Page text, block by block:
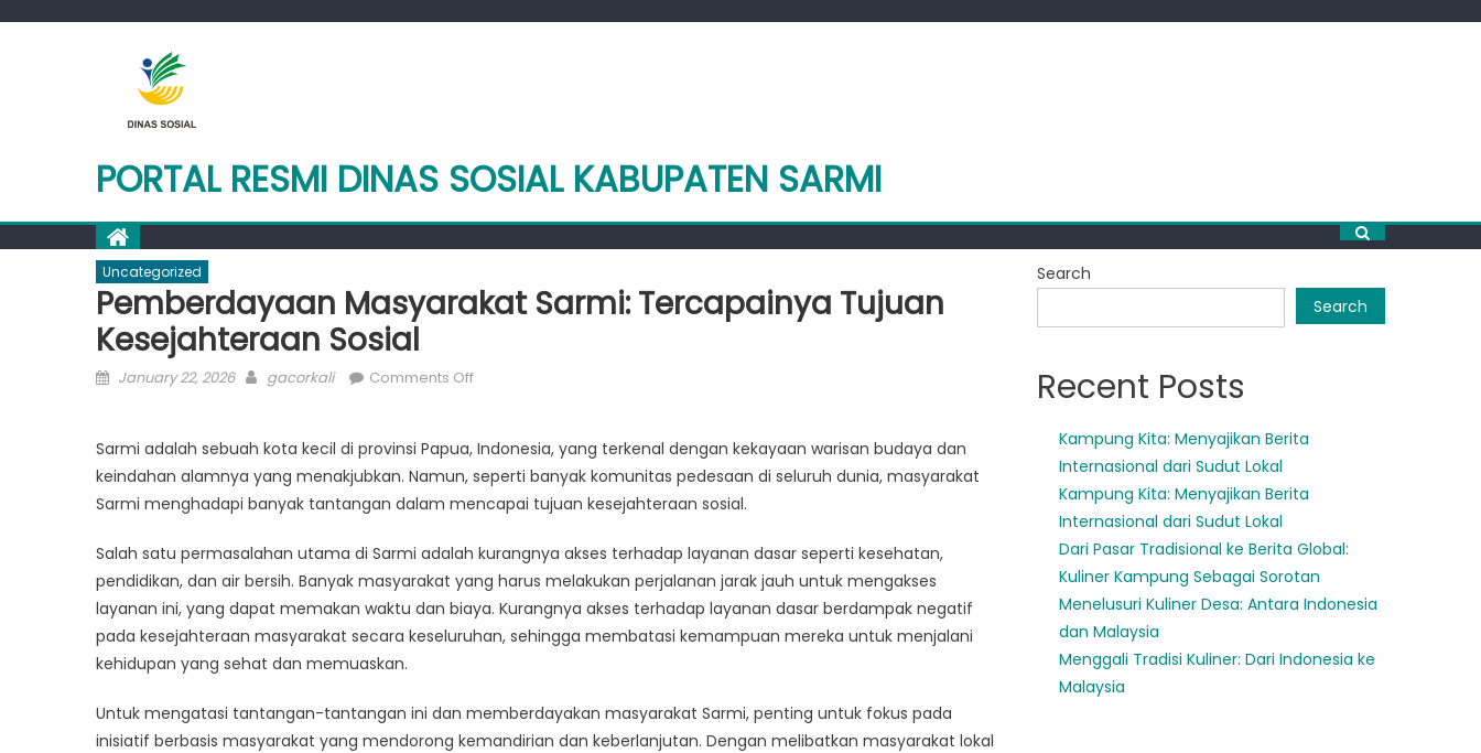
PORTAL RESMI DINAS SOSIAL KABUPATEN SARMI
Uncategorized
Pemberdayaan Masyarakat Sarmi: Tercapainya Tujuan
Kesejahteraan Sosial
Posted
January 22, 2026 Author
gacorkali Comments Offon
Sarmi:
Tercapainya
Tujuan
Sosial
Sarmi adalah sebuah kota kecil di provinsi Papua, Indonesia, yang terkenal dengan kekayaan warisan budaya dan
keindahan alamnya yang menakjubkan. Namun, seperti banyak komunitas pedesaan di seluruh dunia, masyarakat
Sarmi menghadapi banyak tantangan dalam mencapai tujuan kesejahteraan sosial.
Salah satu permasalahan utama di Sarmi adalah kurangnya akses terhadap layanan dasar seperti kesehatan,
pendidikan, dan air bersih. Banyak masyarakat yang harus melakukan perjalanan jarak jauh untuk mengakses
layanan ini, yang dapat memakan waktu dan biaya. Kurangnya akses terhadap layanan dasar berdampak negatif
pada kesejahteraan masyarakat secara keseluruhan, sehingga membatasi kemampuan mereka untuk menjalani
kehidupan yang sehat dan memuaskan.
Untuk mengatasi tantangan-tantangan ini dan memberdayakan masyarakat Sarmi, penting untuk fokus pada
inisiatif berbasis masyarakat yang mendorong kemandirian dan keberlanjutan. Dengan melibatkan masyarakat lokal
Search
Search
Recent Posts
Kampung Kita: Menyajikan Berita
Internasional dari Sudut Lokal
Kampung Kita: Menyajikan Berita
Internasional dari Sudut Lokal
Dari Pasar Tradisional ke Berita Global:
Kuliner Kampung Sebagai Sorotan
Menelusuri Kuliner Desa: Antara Indonesia
dan Malaysia
Menggali Tradisi Kuliner: Dari Indonesia ke
Malaysia